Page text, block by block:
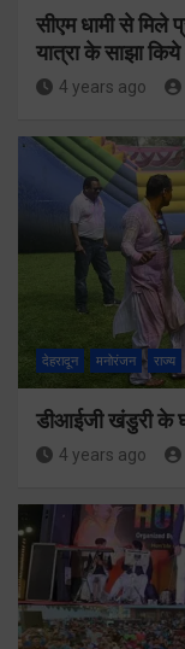
सीएम धामी से मिले
यात्रा के साझा
4 years ago
देहरादून मनोरंजन राज्य
डीआईजी खंडुरी के
4 years ago